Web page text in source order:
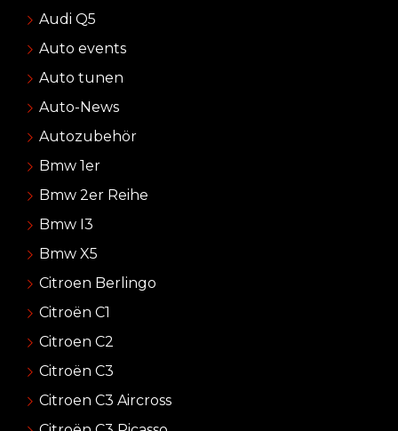
Audi Q5
Auto events
Auto tunen
Auto-News
Autozubehör
Bmw 1er
Bmw 2er Reihe
Bmw I3
Bmw X5
Citroen Berlingo
Citroën C1
Citroen C2
Citroën C3
Citroen C3 Aircross